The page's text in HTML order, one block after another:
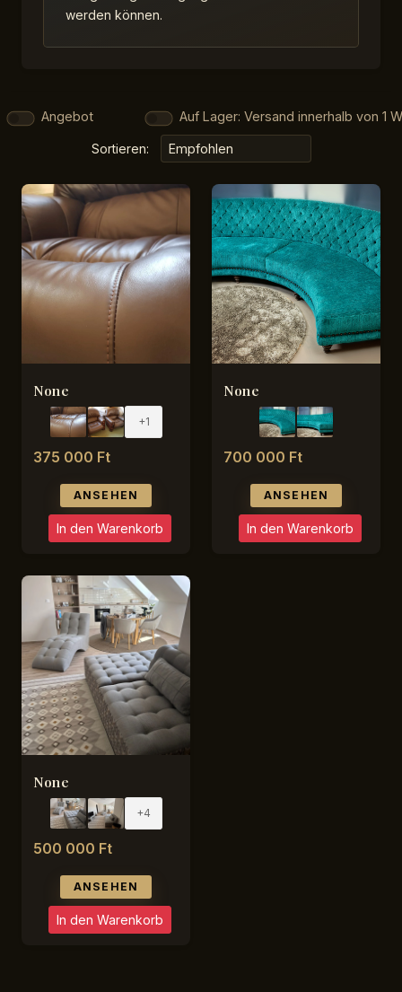
werden können.
Angebot Auf Lager: Versand innerhalb von 1
Sortieren:
None
+1
375 000 Ft
ANSEHEN
In den Warenkorb
None
700 000 Ft
ANSEHEN
In den Warenkorb
None
+4
500 000 Ft
ANSEHEN
In den Warenkorb